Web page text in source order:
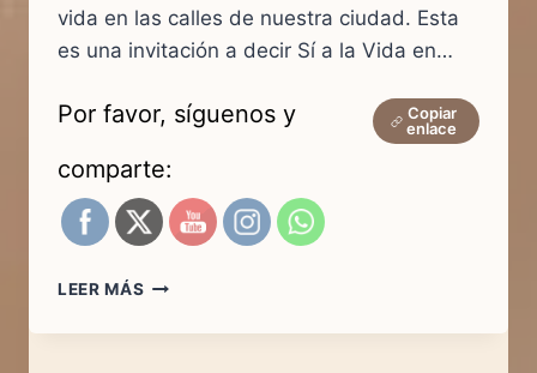
vida en las calles de nuestra ciudad. Esta
es una invitación a decir Sí a la Vida en…
Por favor, síguenos y
comparte:
Copiar
enlace
LEER MÁS LA
DE